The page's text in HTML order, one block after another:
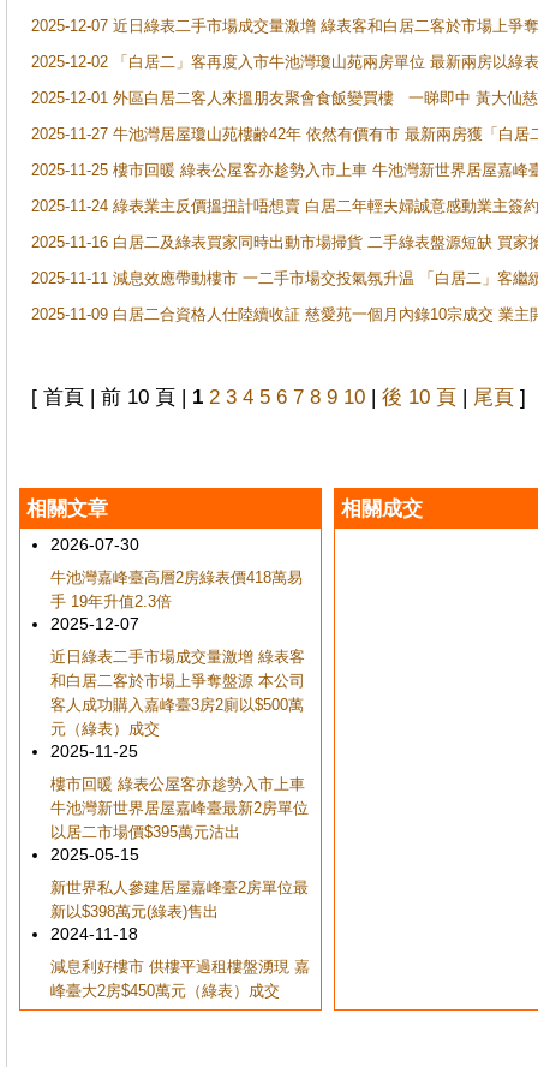
2025-12-07 近日綠表二手市場成交量激增 綠表客和白居二客於市場上
2025-12-02 「白居二」客再度入市牛池灣瓊山苑兩房單位 最新兩房以綠
2025-12-01 外區白居二客人來搵朋友聚會食飯變買樓 一睇即中 黃大仙
2025-11-27 牛池灣居屋瓊山苑樓齢42年 依然有價有市 最新兩房獲「白居
2025-11-25 樓市回暖 綠表公屋客亦趁勢入市上車 牛池灣新世界居屋嘉峰
2025-11-24 綠表業主反價搵扭計唔想賣 白居二年輕夫婦誠意感動業主簽
2025-11-16 白居二及綠表買家同時出動市場掃貨 二手綠表盤源短缺 買
2025-11-11 減息效應帶動樓市 一二手市場交投氣氛升温 「白居二」客
2025-11-09 白居二合資格人仕陸續收証 慈愛苑一個月內錄10宗成交 業
[ 首頁 | 前 10 頁 | 1 2 3 4 5 6 7 8 9 10 | 後 10 頁 | 尾頁 ]
相關文章
2026-07-30
牛池灣嘉峰臺高層2房綠表價418萬易
手 19年升值2.3倍
2025-12-07
近日綠表二手市場成交量激增 綠表客
和白居二客於市場上爭奪盤源 本公司
客人成功購入嘉峰臺3房2廁以$500萬
元（綠表）成交
2025-11-25
樓市回暖 綠表公屋客亦趁勢入市上車
牛池灣新世界居屋嘉峰臺最新2房單位
以居二市場價$395萬元沽出
2025-05-15
新世界私人參建居屋嘉峰臺2房單位最
新以$398萬元(綠表)售出
2024-11-18
減息利好樓市 供樓平過租樓盤湧現 嘉
峰臺大2房$450萬元（綠表）成交
相關成交